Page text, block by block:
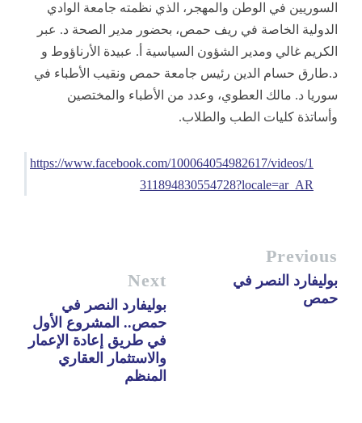
السوريين في الوطن والمهجر، الذي نظمته جامعة الوادي
الدولية الخاصة في ريف حمص، بحضور مدير الصحة د. عبر
الكريم غالي ومدير الشؤون السياسية أ. عبيدة الأرناؤوط و
د.طارق حسام الدين رئيس جامعة حمص ونقيب الأطباء في
سوريا د. مالك العطوي، وعدد من الأطباء والمختصين
وأساتذة كليات الطب والطلاب.
https://www.facebook.com/100064054982617/videos/1
311894830554728?locale=ar_AR
Previous
بوليفارد النصر في
حمص
Next
بوليفارد النصر في
حمص.. المشروع الأول
في طريق إعادة الإعمار
والاستثمار العقاري
المنظم